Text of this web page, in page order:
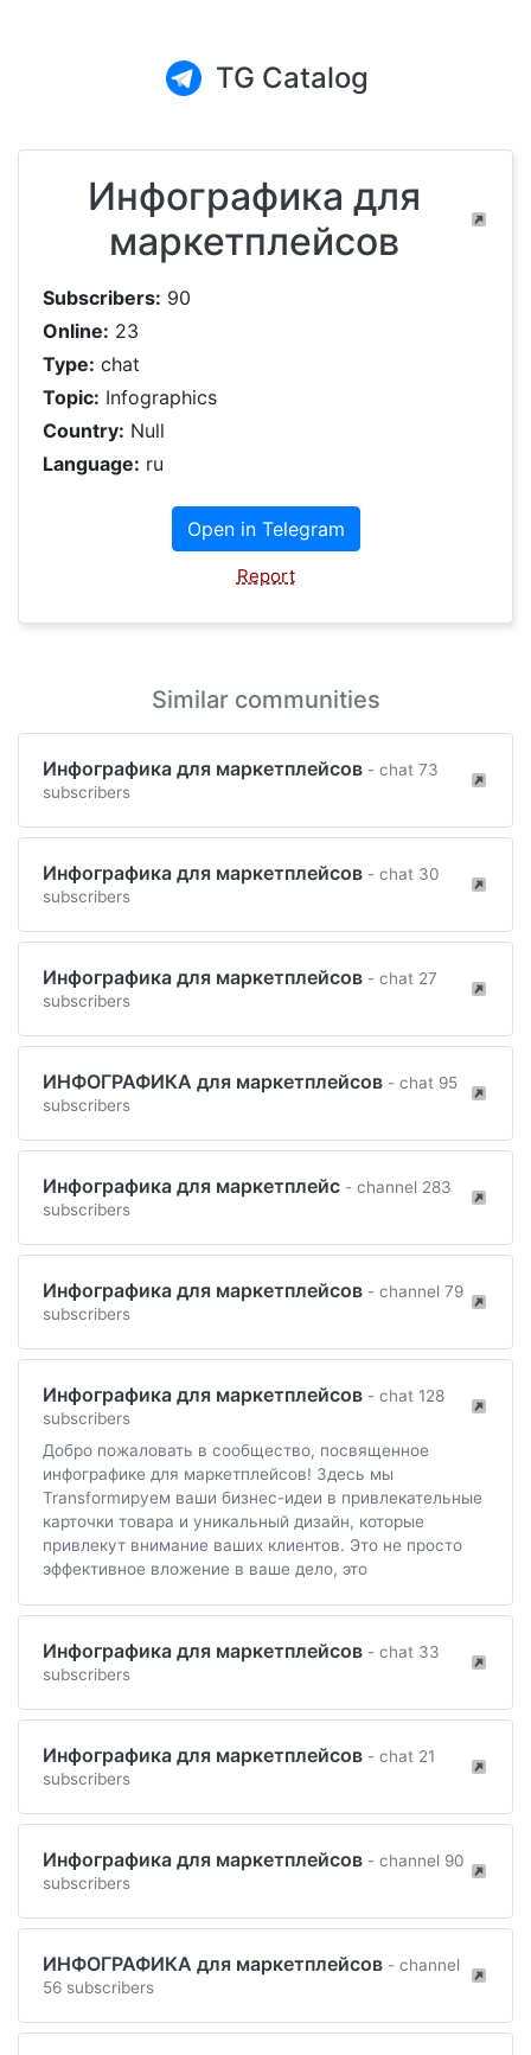
TG Catalog
Инфографика для
маркетплейсов
Subscribers: 90
Online: 23
Type: chat
Topic: Infographics
Country: Null
Language: ru
Open in Telegram
Report
Similar communities
Инфографика для маркетплейсов - chat 73
subscribers
Инфографика для маркетплейсов - chat 30
subscribers
Инфографика для маркетплейсов - chat 27
subscribers
ИНФОГРАФИКА для маркетплейсов - chat 95
subscribers
Инфографика для маркетплейс - channel 283
subscribers
Инфографика для маркетплейсов - channel 79
subscribers
Инфографика для маркетплейсов - chat 128
subscribers
Добро пожаловать в сообщество, посвященное
инфографике для маркетплейсов! Здесь мы
Transformируем ваши бизнес-идеи в привлекательные
карточки товара и уникальный дизайн, которые
привлекут внимание ваших клиентов. Это не просто
эффективное вложение в ваше дело, это
Инфографика для маркетплейсов - chat 33
subscribers
Инфографика для маркетплейсов - chat 21
subscribers
Инфографика для маркетплейсов - channel 90
subscribers
ИНФОГРАФИКА для маркетплейсов - channel
56 subscribers